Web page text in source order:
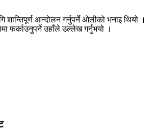
शान्तिपूर्ण आन्दोलन गर्नुपर्ने ओलीको भनाइ थियो ।
फर्काउनुपर्ने उहाँले उल्लेख गर्नुभयो ।